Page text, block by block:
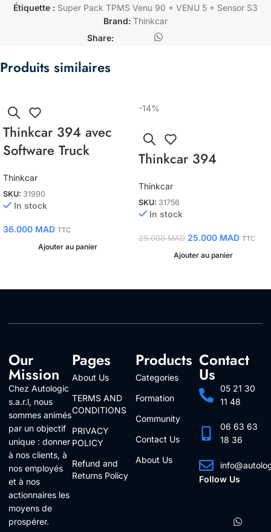
Étiquette : Super Pack TPMS Venu 90 + VENU 5 + Sensor S3
Brand: Thinkcar
Share:
Produits similaires
Thinkcar 394 avec
Software Truck
Thinkcar
SKU: 31990
In stock
36.000 MAD TTC
Ajouter au panier
-14%
Thinkcar 394
Thinkcar
SKU: 31756
In stock
29.000MAD 25.000 MAD TTC
Ajouter au panier
Our
Mission
Chez Autologic
s.a.r.l, nous
sommes animés
par un objectif
unique : donner
à nos clients, à
nos employés
et à nos
actionnaires les
moyens de
prospérer.
Pages
About Us
TERMS AND
CONDITIONS
PRIVACY
POLICY
Refund and
Returns Policy
Products
Categories
Formation
Community
Contact Us
About Us
Contact
Us
05 21 30
11 48
06 63 63
18 36
Follow Us